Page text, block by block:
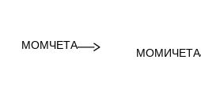
МОМЧЕТА
МОМИЧЕТА